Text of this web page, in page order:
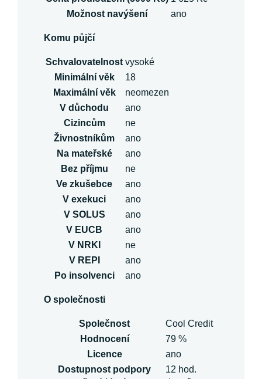
Možnost navýšení
ano
Komu půjčí
Schvalovatelnost vysoké
Minimální věk
18
Maximální věk
neomezen
V důchodu
ano
Cizincům
ne
Živnostníkům
ano
Na mateřské
ano
Bez příjmu
ne
Ve zkušebce
ano
V exekuci
ano
V SOLUS
ano
V EUCB
ano
V NRKI
ne
V REPI
ano
Po insolvenci
ano
O společnosti
Společnost
Cool Credit
Hodnocení
79 %
Licence
ano
Dostupnost podpory
12 hod.